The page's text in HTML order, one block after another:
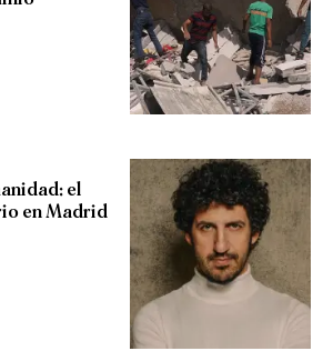
el
en Madrid